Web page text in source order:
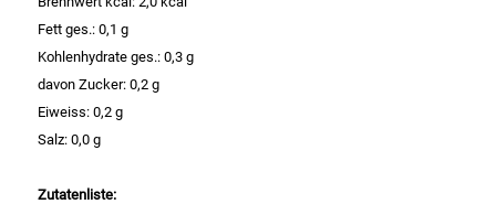
Fruchtsaft
Frühstück / Cerealien
Frühstück / süße Aufstriche
Fett ges.: 0,1 g
Kohlenhydrate ges.: 0,3 g
davon Zucker: 0,2 g
Eiweiss: 0,2 g
Salz: 0,0 g
Zutatenliste: